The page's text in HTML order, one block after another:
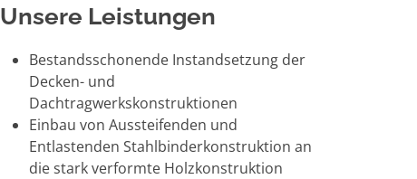
Unsere Leistungen
Bestandsschonende Instandsetzung der
Decken- und
Dachtragwerkskonstruktionen
Einbau von Aussteifenden und
Entlastenden Stahlbinderkonstruktion an
die stark verformte Holzkonstruktion